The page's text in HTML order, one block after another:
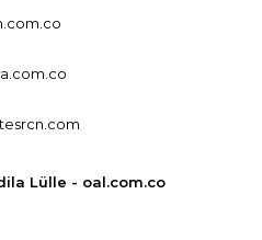
Lülle - oal.com.co